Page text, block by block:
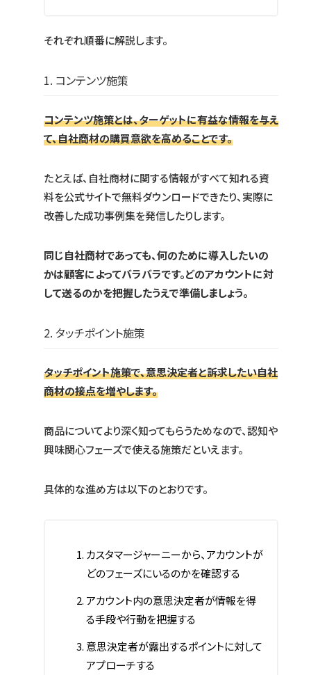
それぞれ順番に解説します。
1. コンテンツ施策
コンテンツ施策とは、ターゲットに有益な情報を与え
て、自社商材の購買意欲を高めることです。
たとえば、自社商材に関する情報がすべて知れる資
料を公式サイトで無料ダウンロードできたり、実際に
改善した成功事例集を発信したりします。
同じ自社商材であっても、何のために導入したいの
かは顧客によってバラバラです。どのアカウントに対
して送るのかを把握したうえで準備しましょう。
2. タッチポイント施策
タッチポイント施策で、意思決定者と訴求したい自社
商材の接点を増やします。
商品についてより深く知ってもらうためなので、認知や
興味関心フェーズで使える施策だといえます。
具体的な進め方は以下のとおりです。
カスタマージャーニーから、アカウントが
どのフェーズにいるのかを確認する
アカウント内の意思決定者が情報を得
る手段や行動を把握する
意思決定者が露出するポイントに対して
アプローチする